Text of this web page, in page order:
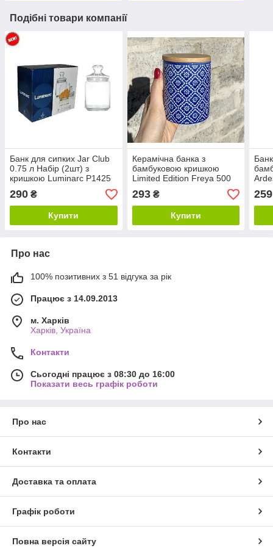
Подібні товари компанії
Банк для сипких Jar Club
0.75 л Набір (2шт) з
кришкою Luminarc P1425
290 ₴
Купити
Керамічна банка з
бамбуковою кришкою
Limited Edition Freya 500
мл
293₴
Купити
259
Про нас
100% позитивних з 51 відгука за рік
Працює з 14.09.2013
м. Харків
Харків, Україна
Контакти
Сьогодні працює з 08:30 до 16:00
Показати весь графік роботи
Про нас
Контакти
Доставка та оплата
Графік роботи
Повна версія сайту